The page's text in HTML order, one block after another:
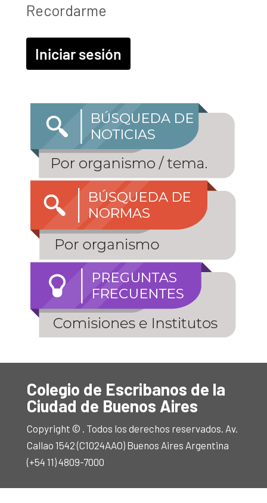
Recordarme
Colegio de Escribanos de la
Ciudad de Buenos Aires
Copyright © . Todos los derechos reservados. Av.
Callao 1542 (C1024AAO) Buenos Aires Argentina
(+54 11) 4809-7000